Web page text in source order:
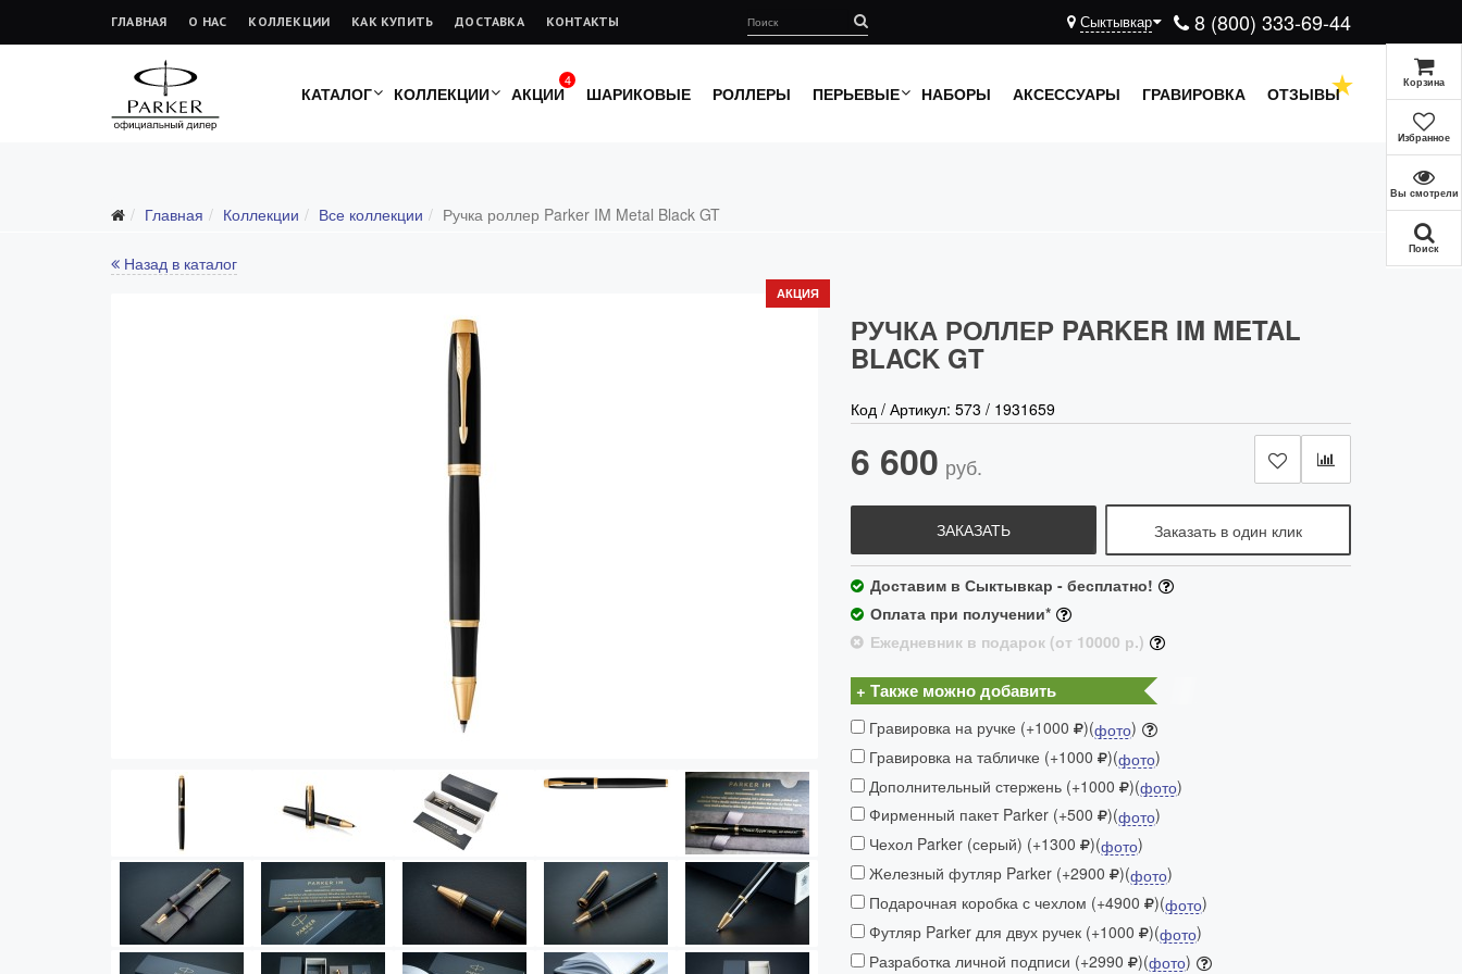
ГЛАВНАЯ О НАС КОЛЛЕКЦИИ КАК КУПИТЬ ДОСТАВКА КОНТАКТЫ 8 (800) 333-69-44
Сыктывкар
КАТАЛОГ КОЛЛЕКЦИИ
4
АКЦИИ ШАРИКОВЫЕ РОЛЛЕРЫ ПЕРЬЕВЫЕ НАБОРЫ АКСЕССУАРЫ ГРАВИРОВКА ОТЗЫВЫ
Главная Коллекции Все коллекции Ручка роллер Parker IM Metal Black GT
Назад в каталог
АКЦИЯ
РУЧКА РОЛЛЕР PARKER IM METAL
BLACK GT
Код / Артикул: 573 / 1931659
Заказать в один клик
6 600 руб.
ЗАКАЗАТЬ
Доставим в Сыктывкар - бесплатно!
Оплата при получении*
Ежедневник в подарок (от 10000 р.)
+ Также можно добавить
Гравировка на ручке (+1000 )(фото)
Гравировка на табличке (+1000
)(фото)
Дополнительный стержень (+1000
)(фото)
Фирменный пакет Parker (+500
)(фото)
Чехол Parker (серый) (+1300
)(фото)
Железный футляр Parker (+2900
)(фото)
Подарочная коробка с чехлом (+4900
)(фото)
Футляр Parker для двух ручек (+1000
)(фото)
Разработка личной подписи (+2990
)(фото)
Все коллекции
Duofold (от 66'316 р.)
Корзина
Избранное
Вы смотрели
Поиск